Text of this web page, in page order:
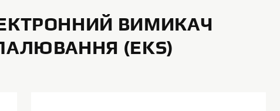
ВИМИКАЧ
(EKS)